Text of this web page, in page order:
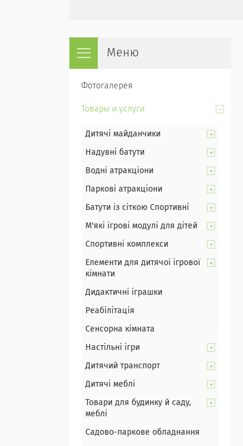
Фотогалерея
Товары и услуги
Дитячі майданчики
Надувні батути
Водні атракціони
Паркові атракціони
Батути із сіткою Спортивні
М'які ігрові модулі для дітей
Спортивні комплекси
Елементи для дитячої ігрової
кімнати
Дидактичні іграшки
Реабілітація
Сенсорна кімната
Настільні ігри
Дитячий транспорт
Дитячі меблі
Товари для будинку й саду,
меблі
Садово-паркове обладнання